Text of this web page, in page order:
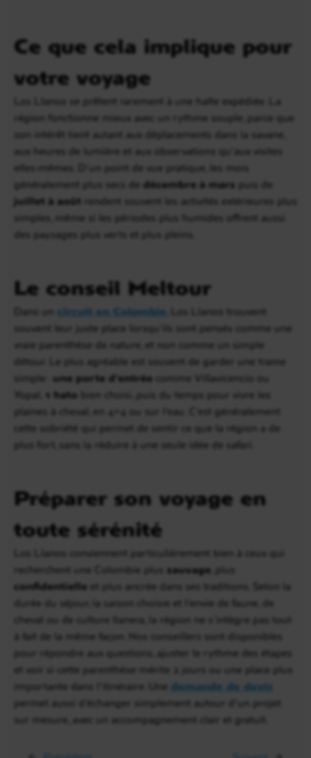
Ce que cela implique pour
votre voyage
Los Llanos se prêtent rarement à une halte expédiée. La
région fonctionne mieux avec un rythme souple, parce que
son intérêt tient autant aux déplacements dans la savane,
aux heures de lumière et aux observations qu’aux visites
elles-mêmes. D’un point de vue pratique, les mois
généralement plus secs de décembre à mars puis de
juillet à août rendent souvent les activités extérieures plus
simples, même si les périodes plus humides offrent aussi
des paysages plus verts et plus pleins.
Le conseil Meltour
Dans un circuit en Colombie , Los Llanos trouvent
souvent leur juste place lorsqu’ils sont pensés comme une
vraie parenthèse de nature, et non comme un simple
détour. Le plus agréable est souvent de garder une trame
simple : une porte d’entrée comme Villavicencio ou
Yopal,
1 hato bien choisi, puis du temps pour vivre les
plaines à cheval, en 4×4 ou sur l’eau. C’est généralement
cette sobriété qui permet de sentir ce que la région a de
plus fort, sans la réduire à une seule idée de safari.
Préparer son voyage en
toute sérénité
Los Llanos conviennent particulièrement bien à ceux qui
recherchent une Colombie plus sauvage
confidentielle et plus ancrée dans ses traditions. Selon la
durée du séjour, la saison choisie et l’envie de faune, de
cheval ou de culture llanera, la région ne s’intègre pas tout
à fait de la même façon. Nos conseillers sont disponibles
pour répondre aux questions, ajuster le rythme des étapes
et voir si cette parenthèse mérite 2 jours ou une place plus
importante dans l’itinéraire. Une demande de devis
permet aussi d’échanger simplement autour d’un projet
sur mesure, avec un accompagnement clair et gratuit.